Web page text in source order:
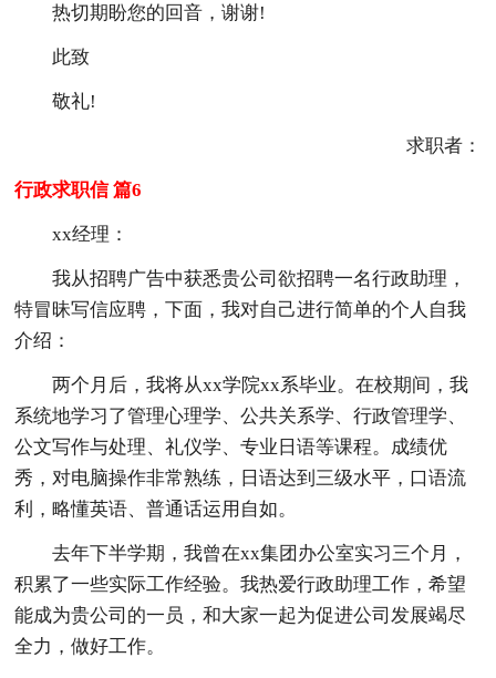
热切期盼您的回音，谢谢!
此致
敬礼!
求职者：
行政求职信 篇6
xx经理：
我从招聘广告中获悉贵公司欲招聘一名行政助理，
特冒昧写信应聘，下面，我对自己进行简单的个人自我
介绍：
两个月后，我将从xx学院xx系毕业。在校期间，我
系统地学习了管理心理学、公共关系学、行政管理学、
公文写作与处理、礼仪学、专业日语等课程。成绩优
秀，对电脑操作非常熟练，日语达到三级水平，口语流
利，略懂英语、普通话运用自如。
去年下半学期，我曾在xx集团办公室实习三个月，
积累了一些实际工作经验。我热爱行政助理工作，希望
能成为贵公司的一员，和大家一起为促进公司发展竭尽
全力，做好工作。